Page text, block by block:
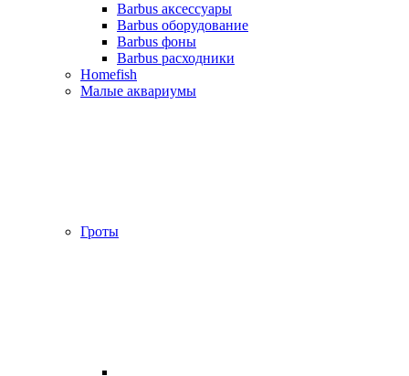
Barbus аксессуары
Barbus оборудование
Barbus фоны
Barbus расходники
Homefish
Малые аквариумы
Гроты